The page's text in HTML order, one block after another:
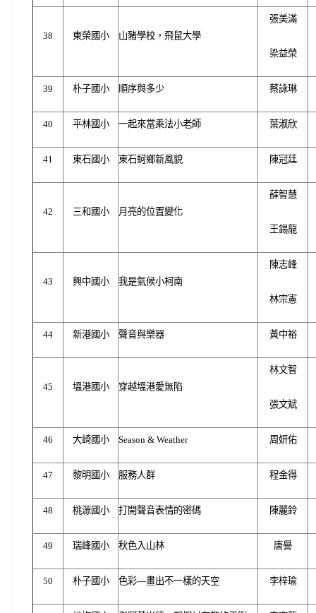
38 東榮國小 山豬學校，飛鼠大學
張美滿
梁益榮
39 朴子國小 順序與多少 蔡詠琳
40 平林國小 一起來當乘法小老師 葉淑欣
41 東石國小 東石蚵鄉新風貌 陳冠廷
42 三和國小 月亮的位置變化
薛智慧
王錫龍
43 興中國小 我是氣候小柯南
陳志峰
林宗憲
44 新港國小 聲音與樂器 黃中裕
45 塭港國小 穿越塭港愛無陷
林文智
張文斌
46 大崎國小 Season & Weather 周妍佑
47 黎明國小 服務人群 程金得
48 桃源國小 打開聲音表情的密碼 陳麗鈴
49 瑞峰國小 秋色入山林 唐譽
50 朴子國小 色彩―畫出不一樣的天空 李梓瑜